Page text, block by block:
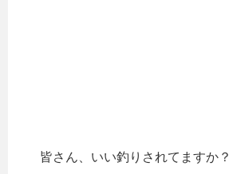
皆さん、いい釣りされてますか？